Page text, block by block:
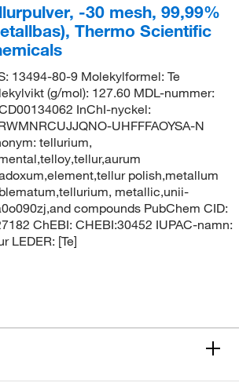
-30 mesh, 99,99%
Thermo Scientific
13494-80-9 Molekylformel: Te
(g/mol): 127.60 MDL-nummer:
InChI-nyckel:
UHFFFAOYSA-N
tellurium,
polish,metallum
metallic,unii-
compounds PubChem CID:
ChEBI: CHEBI:30452 IUPAC-namn:
LEDER: [Te]